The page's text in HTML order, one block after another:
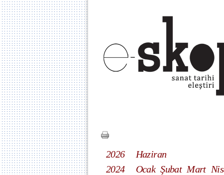
2026
Haziran
2024
Ocak Şubat Mart